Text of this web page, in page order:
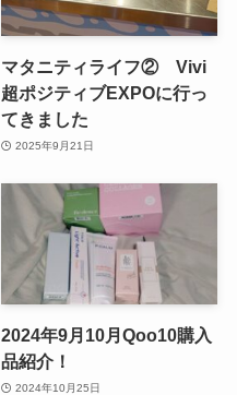
マタニティライフ② Vivi
超ポジティブEXPOに行っ
てきました
2025年9月21日
2024年9月10月Qoo10購入
品紹介！
2024年10月25日